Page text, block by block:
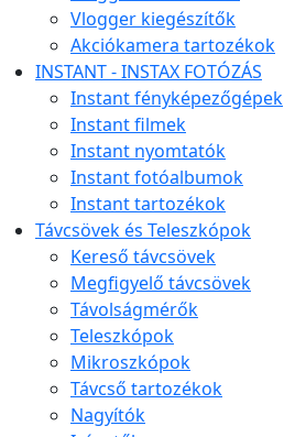
Vlogger kiegészítők
Akciókamera tartozékok
INSTANT - INSTAX FOTÓZÁS
Instant fényképezőgépek
Instant filmek
Instant nyomtatók
Instant fotóalbumok
Instant tartozékok
Távcsövek és Teleszkópok
Kereső távcsövek
Megfigyelő távcsövek
Távolságmérők
Teleszkópok
Mikroszkópok
Távcső tartozékok
Nagyítók